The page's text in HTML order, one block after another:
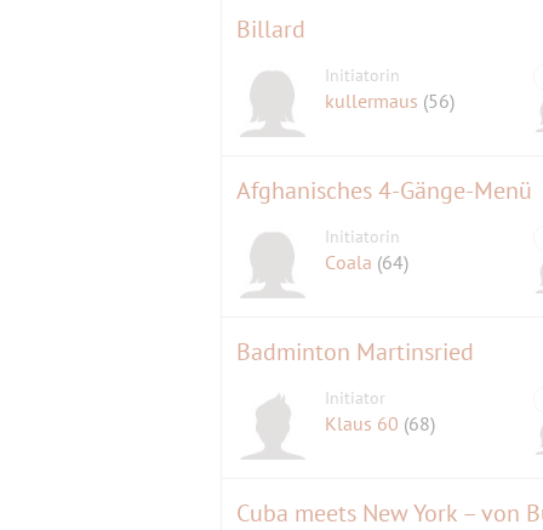
Billard
Initiatorin
kullermaus (56)
Afghanisches 4-Gänge-Menü
Initiatorin
Coala (64)
Badminton Martinsried
Initiator
Klaus 60 (68)
Cuba meets New York – von